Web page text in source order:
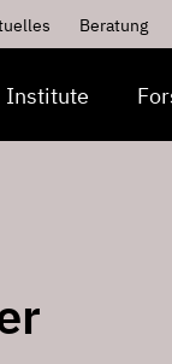
Beratung
Institute